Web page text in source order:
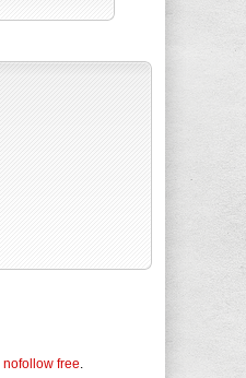
nofollow free.